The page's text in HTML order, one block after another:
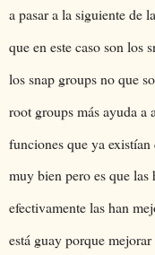
a pasar a la siguiente de
que en este caso son los
los snap groups no que
root groups más ayuda a
funciones que ya existían
muy bien pero es que las
efectivamente las han
está guay porque